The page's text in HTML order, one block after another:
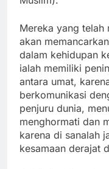
Mereka yang telah
akan
dalam kehidupan
ialah memiliki
antara umat,
berkomunikasi
penjuru dunia,
menghormati dan
karena di sanalah
kesamaan derajat